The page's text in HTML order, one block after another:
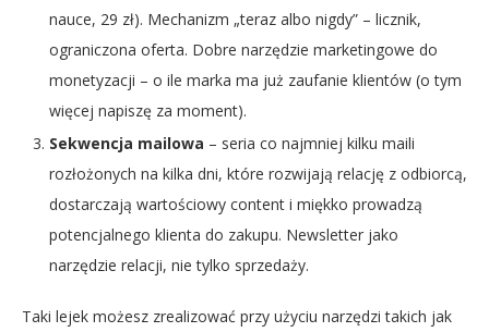
nauce, 29 zł). Mechanizm „teraz albo nigdy” – licznik,
ograniczona oferta. Dobre narzędzie marketingowe do
monetyzacji – o ile marka ma już zaufanie klientów (o tym
więcej napiszę za moment).
Sekwencja mailowa – seria co najmniej kilku maili
rozłożonych na kilka dni, które rozwijają relację z odbiorcą,
dostarczają wartościowy content i miękko prowadzą
potencjalnego klienta do zakupu. Newsletter jako
narzędzie relacji, nie tylko sprzedaży.
Taki lejek możesz zrealizować przy użyciu narzędzi takich jak